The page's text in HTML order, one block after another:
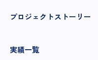
プロジェクトストーリー
実績一覧